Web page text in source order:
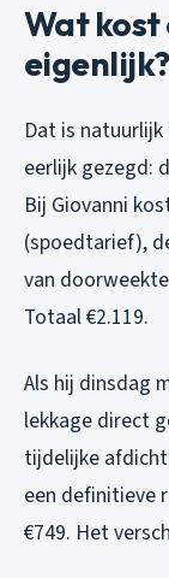
Wat kost
eigenlijk?
Dat is
eerlijk gezegd:
Bij Giovanni
(spoedtarief),
van
Totaal €2.119.
Als hij dinsdag
lekkage direct
tijdelijke
een definitieve
€749. Het